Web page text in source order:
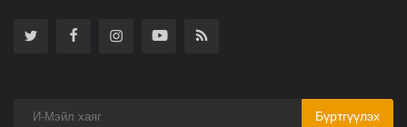
Бүртгүүлэх